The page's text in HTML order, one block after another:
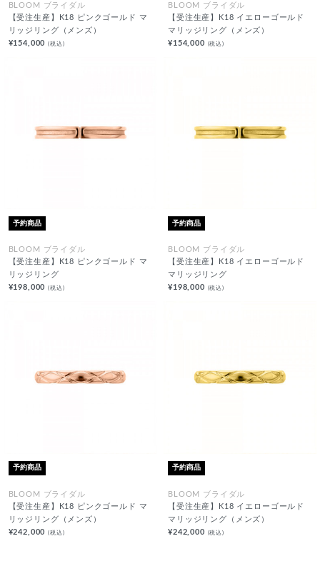
BLOOM ブライダル
【受注生産】K18 ピンクゴールド マ
リッジリング（メンズ）
¥154,000(税込)
BLOOM ブライダル
【受注生産】K18 イエローゴールド
マリッジリング（メンズ）
¥154,000 (税込)
予約商品
BLOOM ブライダル
【受注生産】K18 ピンクゴールド マ
リッジリング
¥198,000(税込)
予約商品
BLOOM ブライダル
【受注生産】K18 イエローゴールド
マリッジリング
¥198,000 (税込)
予約商品
BLOOM ブライダル
【受注生産】K18 ピンクゴールド マ
リッジリング（メンズ）
¥242,000(税込)
予約商品
BLOOM ブライダル
【受注生産】K18 イエローゴールド
マリッジリング（メンズ）
¥242,000 (税込)